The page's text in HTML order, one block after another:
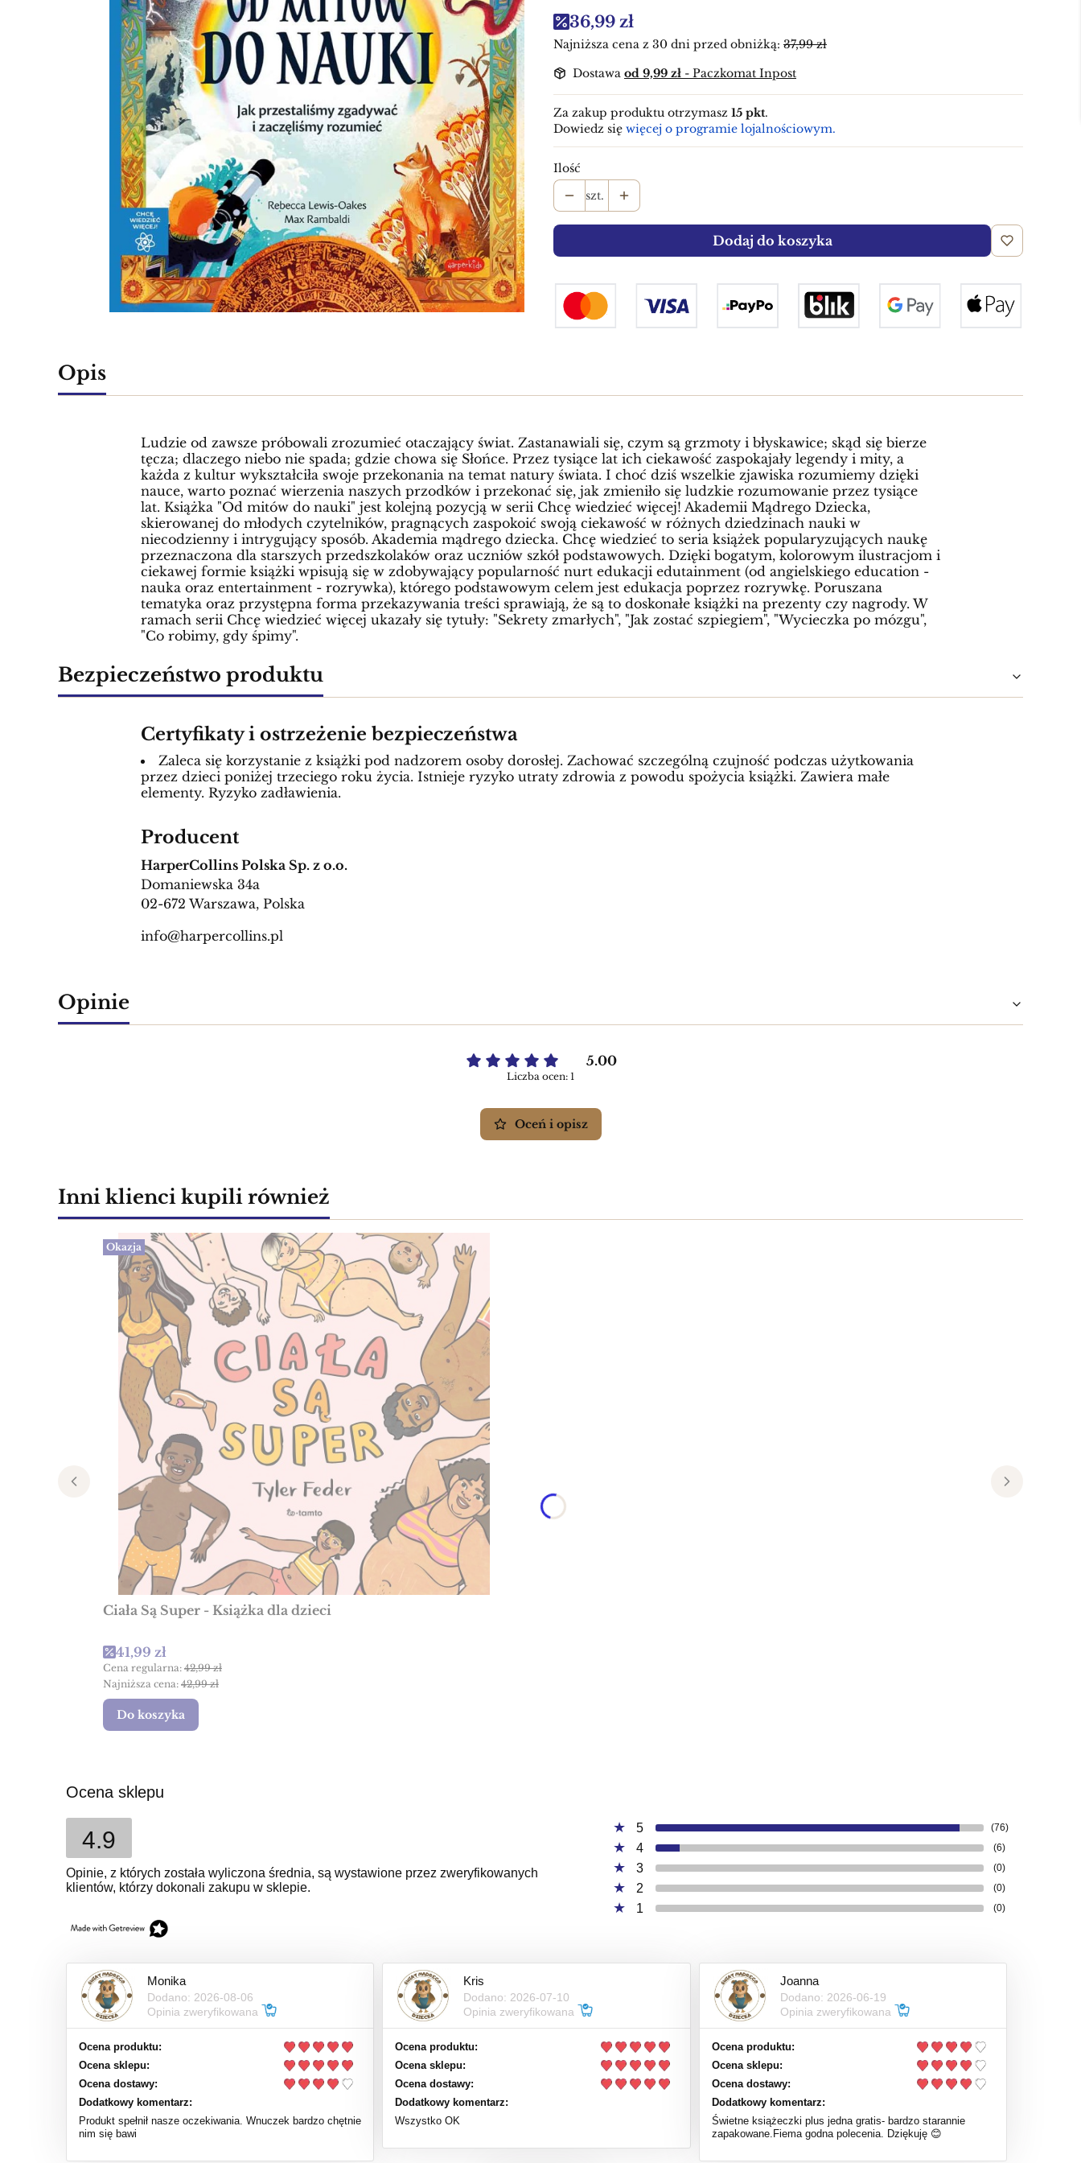
36,99 zł
Najniższa cena z 30 dni przed obniżką: 37,99 zł
Dostawa od 9,99 zł - Paczkomat Inpost
Za zakup produktu otrzymasz 15 pkt.
Dowiedz się więcej o programie lojalnościowym.
Ilość
szt.
Dodaj do koszyka
Opis
Ludzie od zawsze próbowali zrozumieć otaczający świat. Zastanawiali się, czym są grzmoty i błyskawice; skąd się bierze
tęcza; dlaczego niebo nie spada; gdzie chowa się Słońce. Przez tysiące lat ich ciekawość zaspokajały legendy i mity, a
każda z kultur wykształciła swoje przekonania na temat natury świata. I choć dziś wszelkie zjawiska rozumiemy dzięki
nauce, warto poznać wierzenia naszych przodków i przekonać się, jak zmieniło się ludzkie rozumowanie przez tysiące
lat. Książka "Od mitów do nauki" jest kolejną pozycją w serii Chcę wiedzieć więcej! Akademii Mądrego Dziecka,
skierowanej do młodych czytelników, pragnących zaspokoić swoją ciekawość w różnych dziedzinach nauki w
niecodzienny i intrygujący sposób. Akademia mądrego dziecka. Chcę wiedzieć to seria książek popularyzujących naukę
przeznaczona dla starszych przedszkolaków oraz uczniów szkół podstawowych. Dzięki bogatym, kolorowym ilustracjom i
ciekawej formie książki wpisują się w zdobywający popularność nurt edukacji edutainment (od angielskiego education -
nauka oraz entertainment - rozrywka), którego podstawowym celem jest edukacja poprzez rozrywkę. Poruszana
tematyka oraz przystępna forma przekazywania treści sprawiają, że są to doskonałe książki na prezenty czy nagrody. W
ramach serii Chcę wiedzieć więcej ukazały się tytuły: "Sekrety zmarłych", "Jak zostać szpiegiem", "Wycieczka po mózgu",
"Co robimy, gdy śpimy".
Bezpieczeństwo produktu
Certyfikaty i ostrzeżenie bezpieczeństwa
Zaleca się korzystanie z książki pod nadzorem osoby dorosłej. Zachować szczególną czujność podczas użytkowania
przez dzieci poniżej trzeciego roku życia. Istnieje ryzyko utraty zdrowia z powodu spożycia książki. Zawiera małe
elementy. Ryzyko zadławienia.
Producent
HarperCollins Polska Sp. z o.o.
Domaniewska 34a
02-672 Warszawa, Polska
info@harpercollins.pl
Opinie
5.00
Liczba ocen: 1
Oceń i opisz
Inni klienci kupili również
Okazja
Ciała Są Super - Książka dla dzieci
Cena promocyjna
41,99 zł
Cena regularna: 42,99 zł
Najniższa cena: 42,99 zł
Do koszyka
Ocena sklepu
4.9
Opinie, z których została wyliczona średnia, są wystawione przez zweryfikowanych
klientów, którzy dokonali zakupu w sklepie.
5 (76)
4 (6)
3 (0)
2 (0)
1 (0)
Monika
Dodano: 2026-08-06
Opinia zweryfikowana
Ocena produktu:
Ocena sklepu:
Ocena dostawy:
Dodatkowy komentarz:
Produkt spełnił nasze oczekiwania. Wnuczek bardzo chętnie
nim się bawi
Kris
Dodano: 2026-07-10
Opinia zweryfikowana
Ocena produktu:
Ocena sklepu:
Ocena dostawy:
Dodatkowy komentarz:
Wszystko OK
Joanna
Dodano: 2026-06-19
Opinia zweryfikowana
Ocena produktu:
Ocena sklepu:
Ocena dostawy:
Dodatkowy komentarz:
Świetne książeczki plus jedna gratis- bardzo starannie
zapakowane.Fiema godna polecenia. Dziękuję 😊